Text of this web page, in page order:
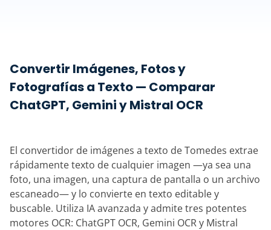
Convertir Imágenes, Fotos y
Fotografías a Texto — Comparar
ChatGPT, Gemini y Mistral OCR
El convertidor de imágenes a texto de Tomedes extrae
rápidamente texto de cualquier imagen —ya sea una
foto, una imagen, una captura de pantalla o un archivo
escaneado— y lo convierte en texto editable y
buscable. Utiliza IA avanzada y admite tres potentes
motores OCR: ChatGPT OCR, Gemini OCR y Mistral